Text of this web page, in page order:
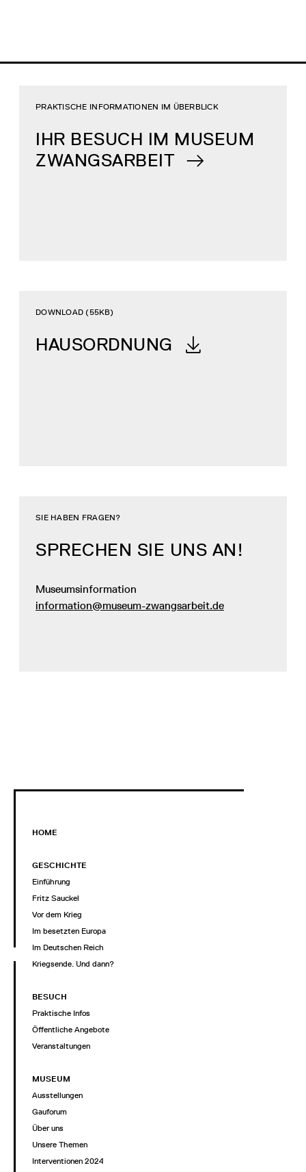
IHR BESUCH IM MUSEUM
ZWANGSARBEIT
PRAKTISCHE INFORMATIONEN IM ÜBERBLICK
HAUSORDNUNG
DOWNLOAD (55KB)
SPRECHEN SIE UNS AN!
SIE HABEN FRAGEN?
Museumsinformation
information@museum-zwangsarbeit.de
HOME
GESCHICHTE
Einführung
Fritz Sauckel
Vor dem Krieg
Im besetzten Europa
Im Deutschen Reich
Kriegsende. Und dann?
BESUCH
Praktische Infos
Öffentliche Angebote
Veranstaltungen
MUSEUM
Ausstellungen
Gauforum
Über uns
Unsere Themen
Interventionen 2024